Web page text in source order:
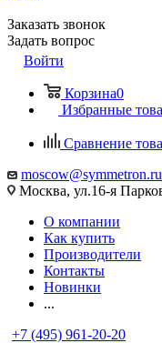
Заказать звонок
Задать вопрос
Войти
Корзина0
Избранные
Сравнение
moscow@symmetron.ru
Москва, ул.16-я
О компании
Как купить
Производители
Контакты
Новинки
...
+7 (495) 961-20-20